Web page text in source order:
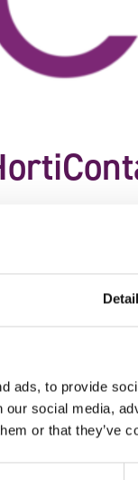
ads, to provide
social media,
or that they’ve
Blumen- und
und
Besuchen Sie
van den Bosch
zeigen u. a.